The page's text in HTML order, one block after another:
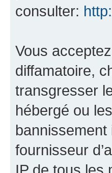
consulter:
Vous
diffamatoire,
transgresser
hébergé ou
fournisseur